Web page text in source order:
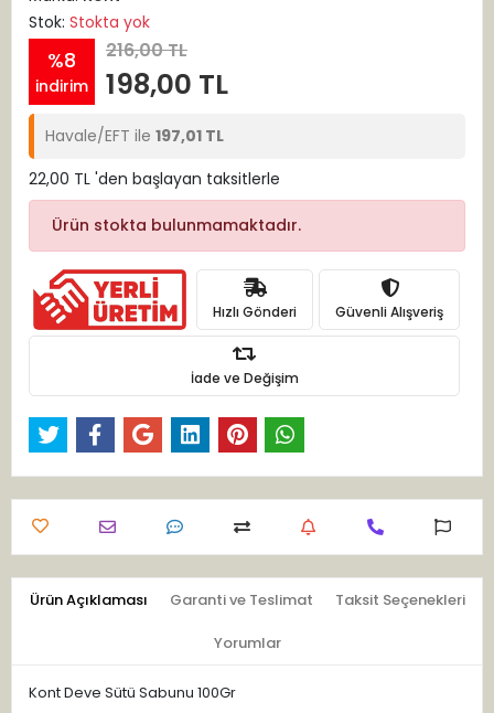
Stok: Stokta yok
%8
indirim
216,00 TL
198,00 TL
Havale/EFT ile 197,01 TL
22,00 TL 'den başlayan taksitlerle
Ürün stokta bulunmamaktadır.
Hızlı Gönderi Güvenli Alışveriş
İade ve Değişim
Ürün Açıklaması Garanti ve Teslimat Taksit Seçenekleri
Yorumlar
Kont Deve Sütü Sabunu 100Gr